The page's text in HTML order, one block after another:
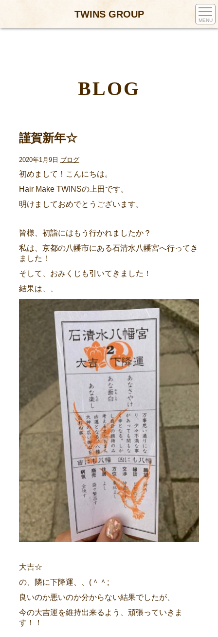
TWINS GROUP
MENU
BLOG
謹賀新年☆
2020年1月9日 ブログ
初めまして！こんにちは。
Hair Make TWINSの上田です。
明けましておめでとうございます。
皆様、初詣にはもう行かれましたか？
私は、京都の八幡市にある石清水八幡宮へ行ってき
ました！
そして、おみくじも引いてきました！
結果は、、
大吉☆
の、隣に下降運、、(＾＾;
良いのか悪いのか分からない結果でしたが、
今の大吉運を維持出来るよう、頑張っていきま
す！！